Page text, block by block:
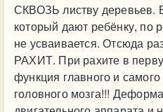
СКВОЗЬ листву деревьев.
который дают ребёнку, по
не усваивается. Отсюда
РАХИТ. При рахите в
функция главного и
головного мозга!!!